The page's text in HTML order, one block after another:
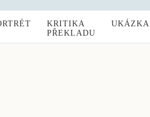
KRITIKA
PŘEKLADU
UKÁZKA